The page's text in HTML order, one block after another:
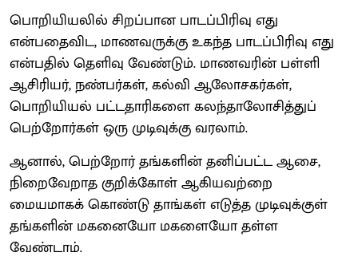
பொறியியலில் சிறப்பான பாடப்பிரிவு எது
என்பதைவிட, மாணவருக்கு உகந்த பாடப்பிரிவு எது
என்பதில் தெளிவு வேண்டும். மாணவரின் பள்ளி
ஆசிரியர், நண்பர்கள், கல்வி ஆலோசகர்கள்,
பொறியியல் பட்டதாரிகளை கலந்தாலோசித்துப்
பெற்றோர்கள் ஒரு முடிவுக்கு வரலாம்.
ஆனால், பெற்றோர் தங்களின் தனிப்பட்ட ஆசை,
நிறைவேறாத குறிக்கோள் ஆகியவற்றை
மையமாகக் கொண்டு தாங்கள் எடுத்த முடிவுக்குள்
தங்களின் மகனையோ மகளையோ தள்ள
வேண்டாம்.